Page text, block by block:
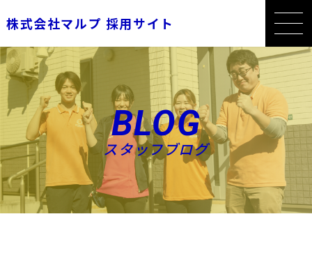
株式会社マルプ 採用サイト
BLOG
スタッフブログ